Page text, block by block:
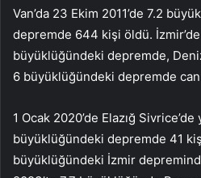
Van’da 23 Ekim 2011’de 7.2
depremde 644 kişi öldü. İzmir’de
büyüklüğündeki depremde,
6 büyüklüğündeki depremde can
1 Ocak 2020’de Elazığ
büyüklüğündeki depremde 41
büyüklüğündeki İzmir